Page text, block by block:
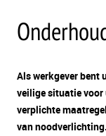
Als werkgever bent
veilige situatie voor
verplichte
van